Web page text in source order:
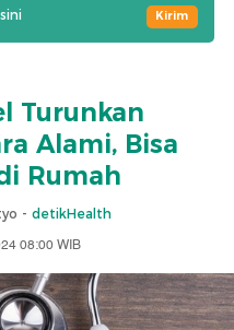
Kirim
Turunkan
Alami, Bisa
Rumah
- detikHealth
08:00 WIB